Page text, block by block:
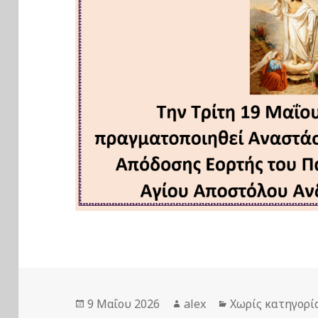
Δημοσιεύτηκε
9 Μαΐου 2026 Συντάκτης
alex Κατηγορίες
Χωρίς